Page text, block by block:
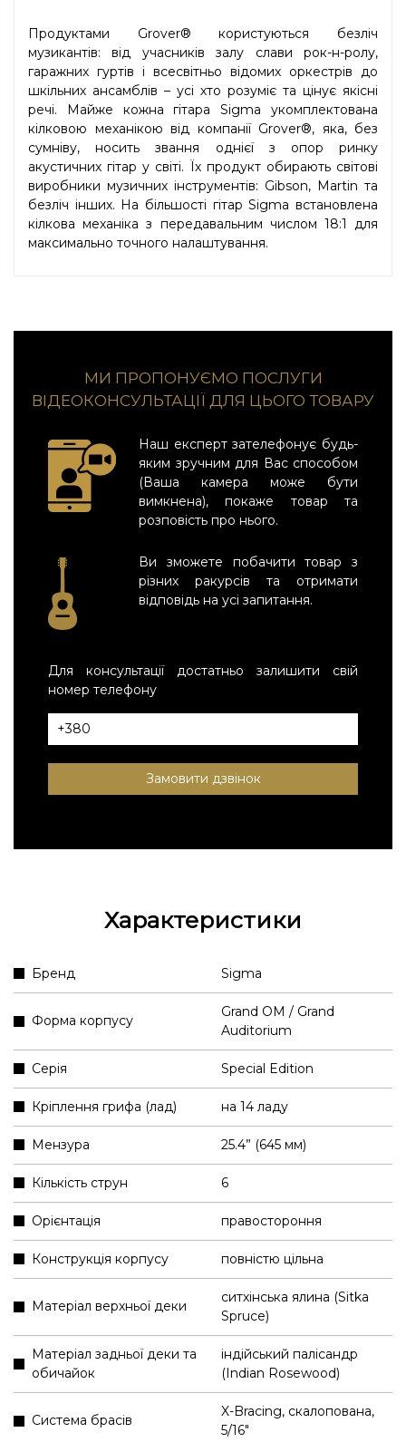
Продуктами Grover® користуються безліч
музикантів: від учасників залу слави рок-н-ролу,
гаражних гуртів і всесвітньо відомих оркестрів до
шкільних ансамблів – усі хто розуміє та цінує якісні
речі. Майже кожна гітара Sigma укомплектована
кілковою механікою від компанії Grover®, яка, без
сумніву, носить звання однієї з опор ринку
акустичних гітар у світі. Їх продукт обирають світові
виробники музичних інструментів: Gibson, Martin та
безліч інших. На більшості гітар Sigma встановлена
кілкова механіка з передавальним числом 18:1 для
максимально точного налаштування.
МИ ПРОПОНУЄМО ПОСЛУГИ
ВІДЕОКОНСУЛЬТАЦІЇ ДЛЯ ЦЬОГО ТОВАРУ
Наш експерт зателефонує будь-
яким зручним для Вас способом
(Ваша камера може бути
вимкнена), покаже товар та
розповість про нього.
Ви зможете побачити товар з
різних ракурсів та отримати
відповідь на усі запитання.
Для консультації достатньо залишити свій
номер телефону
Замовити дзвінок
Характеристики
Бренд Sigma
Форма корпусу
Grand OM / Grand
Auditorium
Серія Special Edition
Кріплення грифа (лад) на 14 ладу
Мензура 25.4” (645 мм)
Кількість струн 6
Орієнтація правостороння
Конструкція корпусу повністю цільна
Матеріал верхньої деки
ситхінська ялина (Sitka
Spruce)
Матеріал задньої деки та
обичайок
індійський палісандр
(Indian Rosewood)
Система брасів
X-Bracing, скалопована,
5/16"